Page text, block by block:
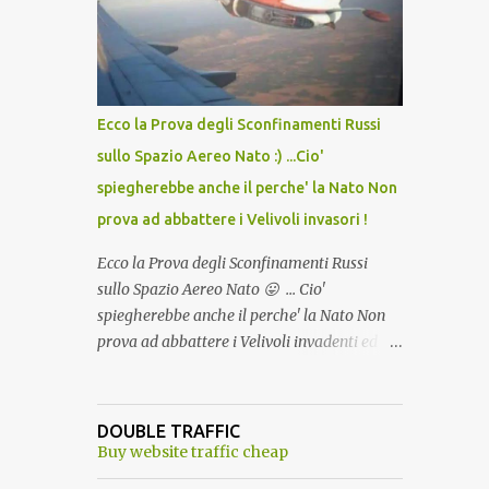
lo scopo della temperatura? Qualcuno a suo
tempo ribattezzo' il Vaccino come: l' Amaro
del Capo, era "spettacolare Ghiacciato, ma
andava bene anche, a Temperatura
Ambiente"! Riproponiamo l'articolo per NON
Ecco la Prova degli Sconfinamenti Russi
sullo Spazio Aereo Nato :) ...Cio'
spiegherebbe anche il perche' la Nato Non
prova ad abbattere i Velivoli invasori !
Ecco la Prova degli Sconfinamenti Russi
sullo Spazio Aereo Nato 😛 ... Cio'
spiegherebbe anche il perche' la Nato Non
prova ad abbattere i Velivoli invadenti ed
alcuna notizia di un'invasione dello spazio
aereo NATO da parte di un robot chiamato
DOUBLE TRAFFIC
Buy website traffic cheap